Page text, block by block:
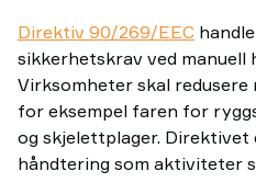
Direktiv 90/269/EEC
sikkerhetskrav ved manuell
Virksomheter skal
for eksempel faren for
og skjelettplager. Direktivet
håndtering som aktiviteter